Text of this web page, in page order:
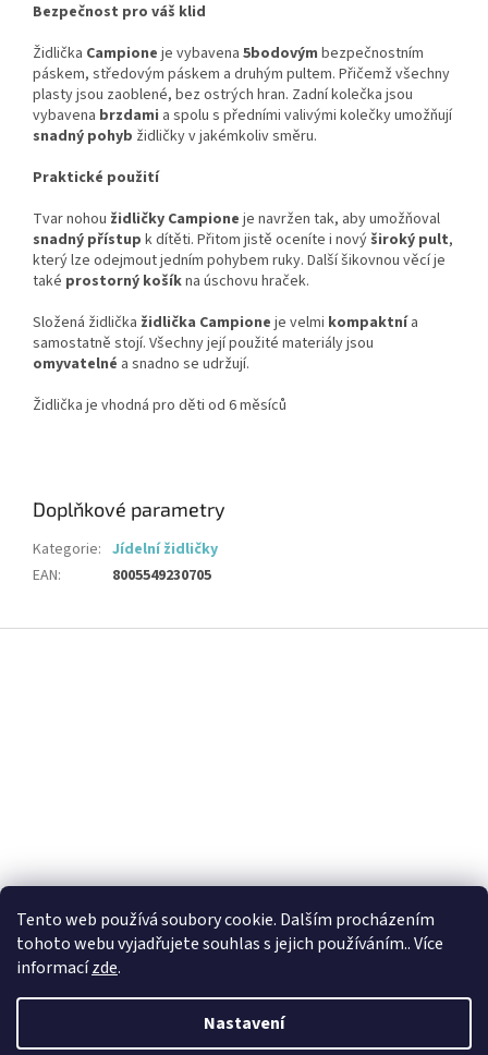
Tento web používá soubory cookie. Dalším procházením
tohoto webu vyjadřujete souhlas s jejich používáním.. Více
informacízde.
Nastavení
Bezpečnost pro váš klid
Židlička Campione je vybavena 5bodovým bezpečnostním
páskem, středovým páskem a druhým pultem. Přičemž všechny
plasty jsou zaoblené, bez ostrých hran. Zadní kolečka jsou
vybavena brzdami a spolu s předními valivými kolečky umožňují
snadný pohyb židličky v jakémkoliv směru.
Praktické použití
Tvar nohou židličky Campione je navržen tak, aby umožňoval
snadný přístup k dítěti. Přitom jistě oceníte i nový široký pult,
který lze odejmout jedním pohybem ruky. Další šikovnou věcí je
také prostorný košíkna úschovu hraček.
Složená židlička židlička Campione je velmi kompaktnía
samostatně stojí. Všechny její použité materiály jsou
omyvatelné a snadno se udržují.
Židlička je vhodná pro děti od 6 měsíců
Doplňkové parametry
Kategorie: Jídelní židličky
EAN: 8005549230705
Vytvořil Shoptet